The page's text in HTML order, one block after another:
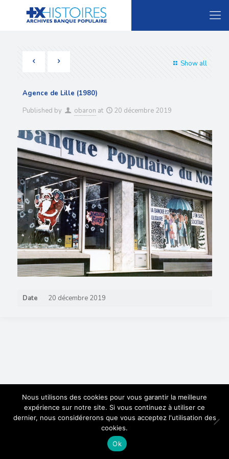
Show all
Agence de Lille (1980)
Published by
obaron at 20 décembre 2019
Date 20 décembre 2019
Nous utilisons des cookies pour vous garantir la meilleure
expérience sur notre site. Si vous continuez à utiliser ce
dernier, nous considérerons que vous acceptez l'utilisation des
cookies.
Ok